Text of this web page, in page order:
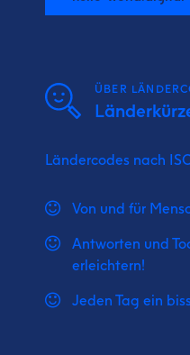
ÜBER
Ländercodes nach
Von und für
Antworten und
erleichtern!
Jeden Tag ein